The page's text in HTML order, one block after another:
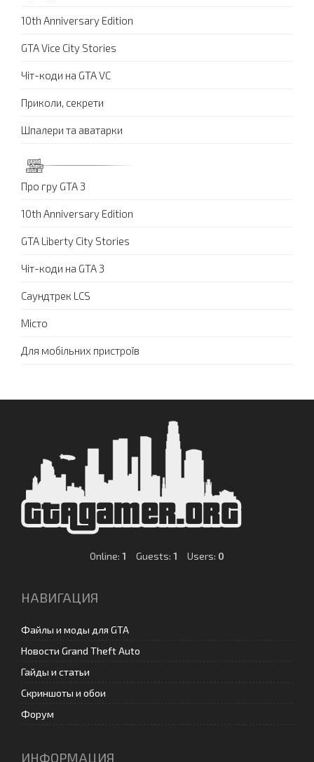
10th Anniversary Edition
GTA Vice City Stories
Чіт-коди на GTA VC
Приколи, секрети
Шпалери та аватарки
Про гру GTA 3
10th Anniversary Edition
GTA Liberty City Stories
Чіт-коди на GTA 3
Саундтрек LCS
Місто
Для мобільних пристроїв
Online: 1 Guests: 1 Users: 0
НАВИГАЦИЯ
Файлы и моды для GTA
Новости Grand Theft Auto
Гайды и статьи
Скриншоты и обои
Форум
ИНФОРМАЦИЯ